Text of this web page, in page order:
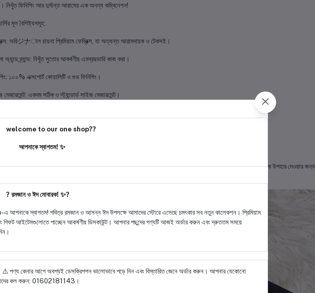
নিখুঁত ফিনিশিং আর দুর্দান্ত আরামের এক অনন্য কম্বিনেশন!
মূল বৈশিষ্ট্যসমূহ:
অরিジナাল চায়না প্রিমিয়াম ফেব্রিক্স, যা অত্যন্ত আরামদায়ক ও টেকসই।
অ্যান্ড ব্র্যান্ড: নিখুঁত সুতোর আকর্ষণীয় এমব্রয়ডারি কাজ করা।
১০০% এক্সপোর্ট কোয়ালিটি ও গুড ফিনিশিং।
মেজারমেন্ট: একদম সঠিক ও স্ট্যান্ডার্ড সাইজ মেজারমেন্ট।
L, XL, XXL
গিফট বক্স:
জার্সি চমৎকার প্রিমিয়াম "FASHION" লাক্সারি বক্সে প্যাক করে দেওয়া হবে। নিজে পরার জন্য কিংবা প্রিয় কোনো ফুটবল ভক্তকে উপহার দেওয়ার
bzr -093/
welcome to our one shop??
আপনাকে স্বাগতম! ✨
? রমজান ও ঈদ মোবারক! ✨?
স্বাগতম! পবিত্র রমজান ও আসন্ন ঈদ উপলক্ষে আমাদের স্টোরে এসেছে চমৎকার সব নতুন কালেকশন। প্রিমিয়াম
গিফট আইটেমগুলোতে পাচ্ছেন আকর্ষণীয় ডিসকাউন্ট। আপনার পছন্দের পণ্যটি আজই অর্ডার করুন এবং দ্রুততম সময়ে
⚠️ পণ্য কেনার আগে অবশ্যই ডেসক্রিপশন ভালোভাবে পড়ে নিন এবং বিস্তারিত জেনে অর্ডার করুন। আপনার যেকোনো
কল করুন: 01602181143।